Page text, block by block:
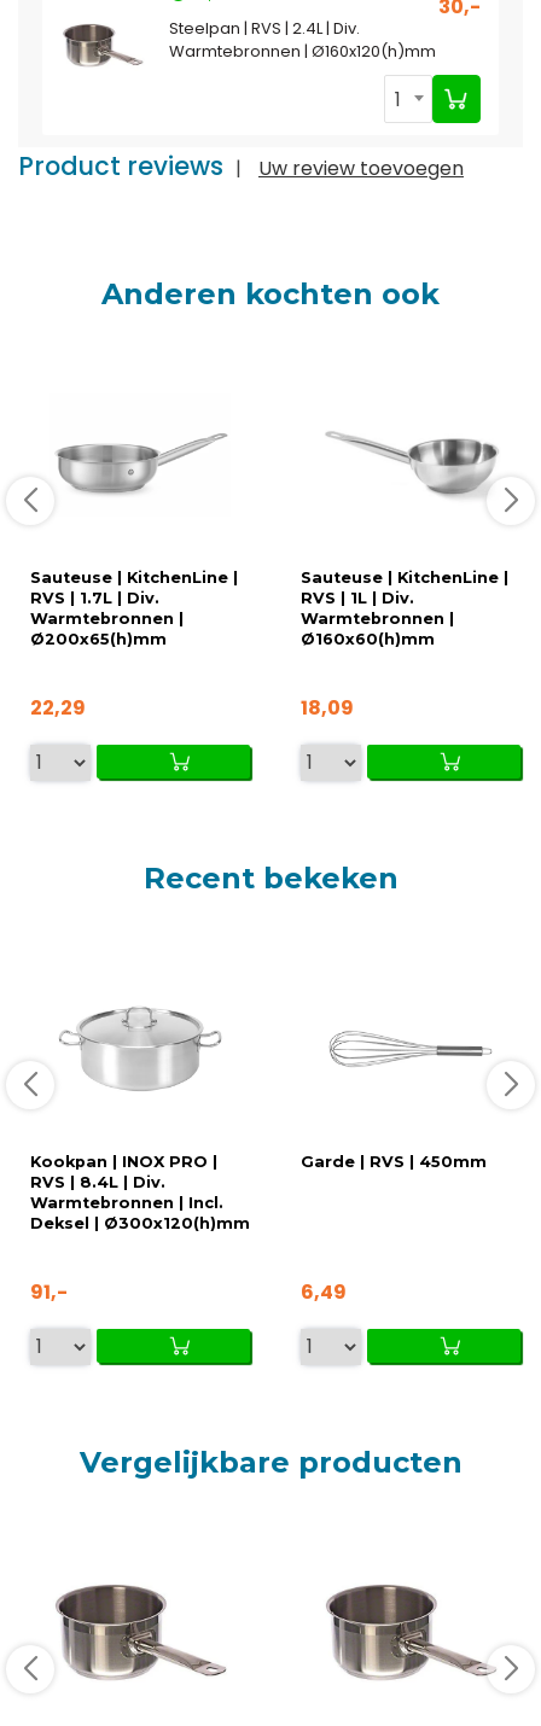
30,-
Steelpan | RVS | 2.4L | Div.
Warmtebronnen | Ø160x120(h)mm
1
Product reviews | Uw review toevoegen
Anderen kochten ook
Sauteuse | KitchenLine |
RVS | 1.7L | Div.
Warmtebronnen |
Ø200x65(h)mm
22,29
Sauteuse | KitchenLine |
RVS | 1L | Div.
Warmtebronnen |
Ø160x60(h)mm
18,09
Recent bekeken
Kookpan | INOX PRO |
RVS | 8.4L | Div.
Warmtebronnen | Incl.
Deksel | Ø300x120(h)mm
91,-
Garde | RVS | 450mm
6,49
Vergelijkbare producten